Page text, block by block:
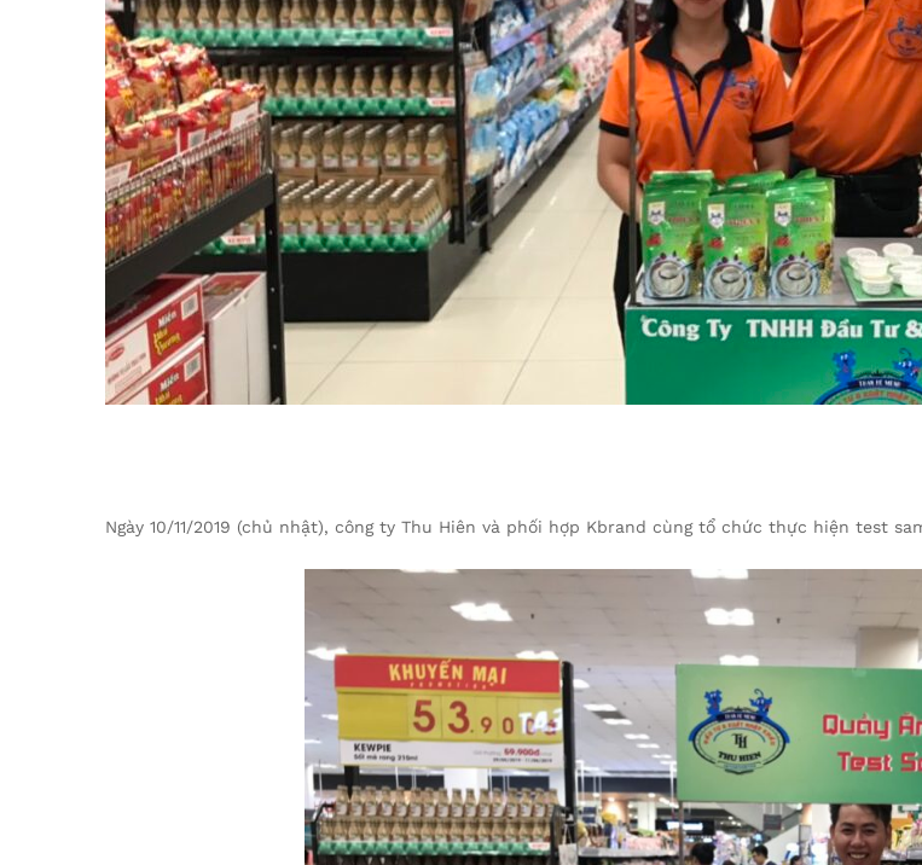
Ngày 10/11/2019 (chủ nhật), công ty Thu Hiên và phối hợp Kbrand cùng tổ chức thực hiện test